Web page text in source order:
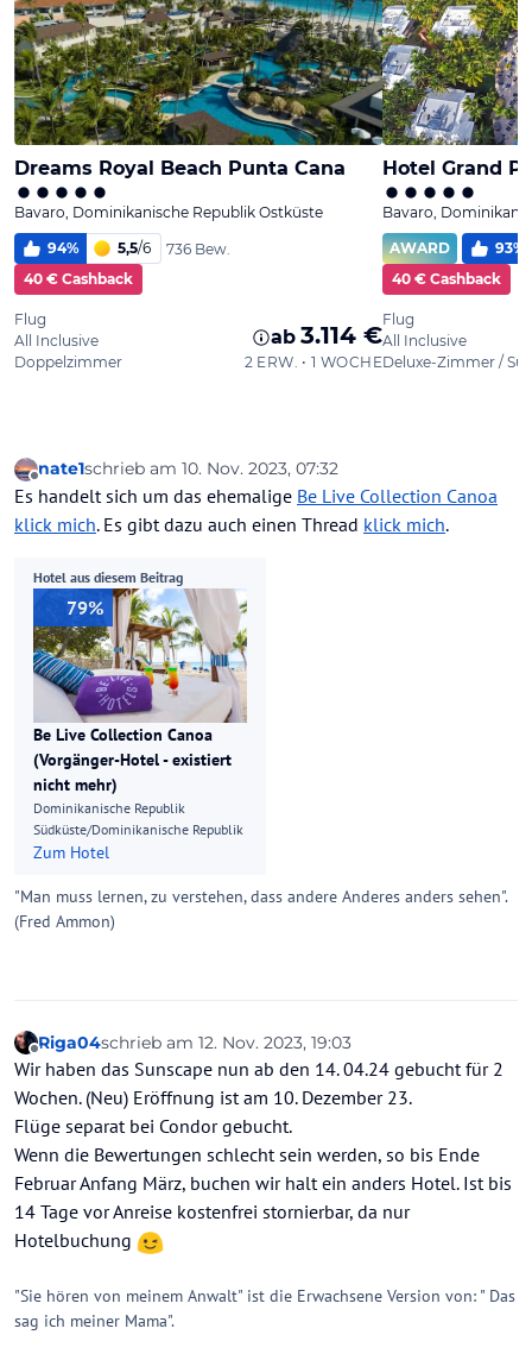
Offline
nate1schrieb am 10. Nov. 2023, 07:32
zuletzt editiert von
Es handelt sich um das ehemalige Be Live Collection Canoa
klick mich. Es gibt dazu auch einen Thread klick mich.
Hotel aus diesem Beitrag
79%
Be Live Collection Canoa
(Vorgänger-Hotel - existiert
nicht mehr)
Dominikanische Republik
Südküste/Dominikanische Republik
Zum Hotel
"Man muss lernen, zu verstehen, dass andere Anderes anders sehen".
(Fred Ammon)
Offline
Riga04schrieb am 12. Nov. 2023, 19:03
zuletzt editiert von
Wir haben das Sunscape nun ab den 14. 04.24 gebucht für 2
Wochen. (Neu) Eröffnung ist am 10. Dezember 23.
Flüge separat bei Condor gebucht.
Wenn die Bewertungen schlecht sein werden, so bis Ende
Februar Anfang März, buchen wir halt ein anders Hotel. Ist bis
14 Tage vor Anreise kostenfrei stornierbar, da nur
Hotelbuchung
"Sie hören von meinem Anwalt" ist die Erwachsene Version von: " Das
sag ich meiner Mama".